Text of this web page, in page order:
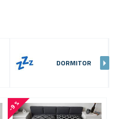
DORMITOR
-9 %